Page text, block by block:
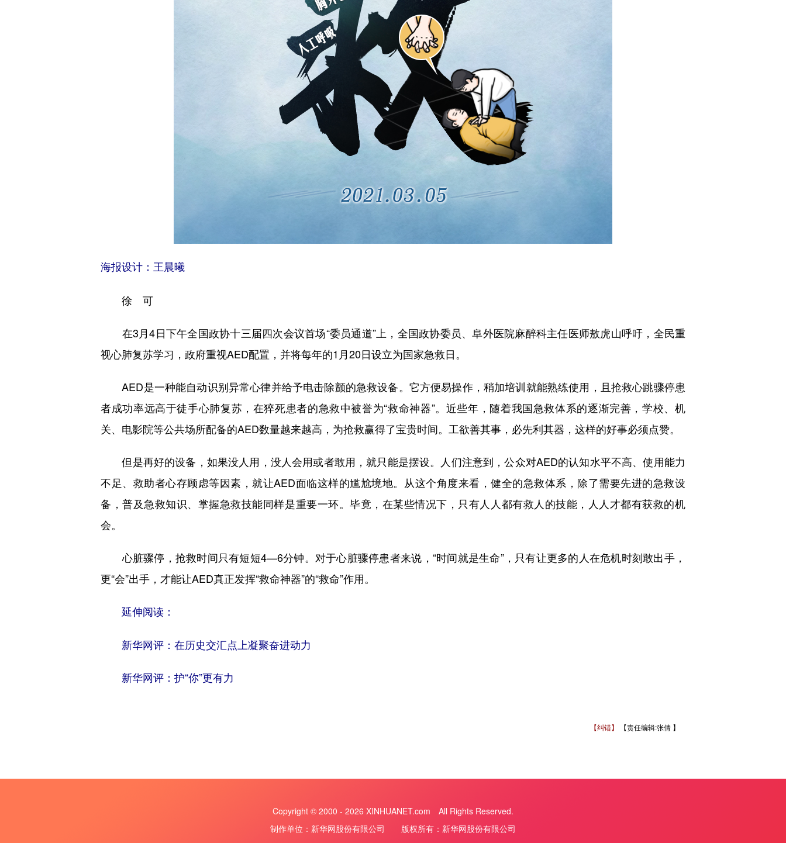
海报设计：王晨曦
徐 可
在3月4日下午全国政协十三届四次会议首场“委员通道”上，全国政协委员、阜外医院麻醉科主任医师敖虎山呼吁，全民重
视心肺复苏学习，政府重视AED配置，并将每年的1月20日设立为国家急救日。
AED是一种能自动识别异常心律并给予电击除颤的急救设备。它方便易操作，稍加培训就能熟练使用，且抢救心跳骤停患
者成功率远高于徒手心肺复苏，在猝死患者的急救中被誉为“救命神器”。近些年，随着我国急救体系的逐渐完善，学校、机
关、电影院等公共场所配备的AED数量越来越高，为抢救赢得了宝贵时间。工欲善其事，必先利其器，这样的好事必须点赞。
但是再好的设备，如果没人用，没人会用或者敢用，就只能是摆设。人们注意到，公众对AED的认知水平不高、使用能力
不足、救助者心存顾虑等因素，就让AED面临这样的尴尬境地。从这个角度来看，健全的急救体系，除了需要先进的急救设
备，普及急救知识、掌握急救技能同样是重要一环。毕竟，在某些情况下，只有人人都有救人的技能，人人才都有获救的机
会。
心脏骤停，抢救时间只有短短4—6分钟。对于心脏骤停患者来说，“时间就是生命”，只有让更多的人在危机时刻敢出手，
更“会”出手，才能让AED真正发挥“救命神器”的“救命”作用。
延伸阅读：
新华网评：在历史交汇点上凝聚奋进动力
新华网评：护“你”更有力
【纠错】 【责任编辑:张倩 】
Copyright © 2000 - 2026 XINHUANET.com All Rights Reserved.
制作单位：新华网股份有限公司 版权所有：新华网股份有限公司